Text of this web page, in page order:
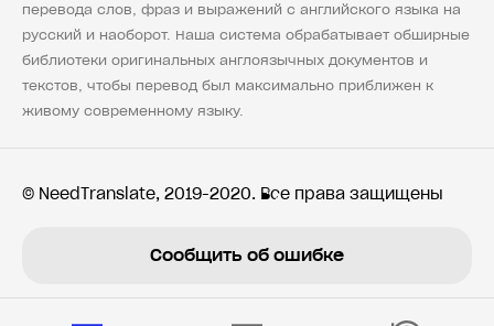
перевода слов, фраз и выражений с английского языка на
русский и наоборот. Наша система обрабатывает обширные
библиотеки оригинальных англоязычных документов и
текстов, чтобы перевод был максимально приближен к
живому современному языку.
© NeedTranslate, 2019-2020. Все права защищены
Сообщить об ошибке